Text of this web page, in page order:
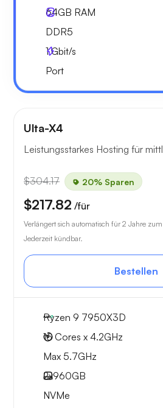
64GB RAM
DDR5
1Gbit/s
Port
Ulta-X4
Leistungsstarkes Hosting für
$304.17 20% Sparen
$217.82 /für
Verlängert sich automatisch für 2 Jahre zum
Jederzeit kündbar.
Bestellen
Ryzen 9 7950X3D
16 Cores x 4.2GHz
Max 5.7GHz
2x960GB
NVMe